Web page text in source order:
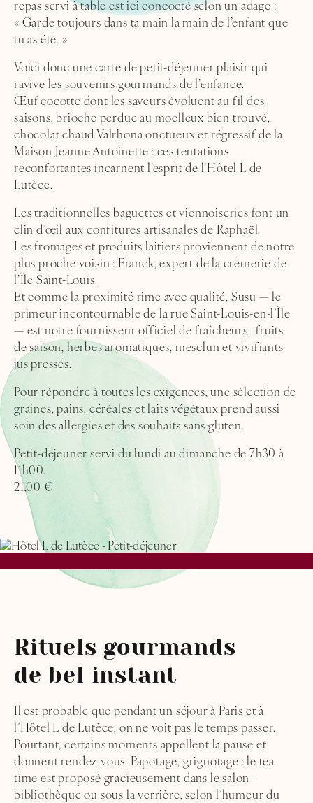
HOME
repas servi à table est ici concocté selon un adage :
« Garde toujours dans ta main la main de l’enfant que
tu as été. »
Voici donc une carte de petit-déjeuner plaisir qui
ravive les souvenirs gourmands de l’enfance.
Œuf cocotte dont les saveurs évoluent au fil des
saisons, brioche perdue au moelleux bien trouvé,
chocolat chaud Valrhona onctueux et régressif de la
Maison Jeanne Antoinette : ces tentations
réconfortantes incarnent l’esprit de l’Hôtel L de
Lutèce.
Les traditionnelles baguettes et viennoiseries font un
clin d’œil aux confitures artisanales de Raphaël.
Les fromages et produits laitiers proviennent de notre
plus proche voisin : Franck, expert de la crémerie de
l’Île Saint-Louis.
Et comme la proximité rime avec qualité, Susu — le
primeur incontournable de la rue Saint-Louis-en-l’Île
— est notre fournisseur officiel de fraîcheurs : fruits
de saison, herbes aromatiques, mesclun et vivifiants
jus pressés.
Pour répondre à toutes les exigences, une sélection de
graines, pains, céréales et laits végétaux prend aussi
soin des allergies et des souhaits sans gluten.
Petit-déjeuner servi du lundi au dimanche de 7h30 à
11h00.
21,00 €
Rituels gourmands
de bel instant
Il est probable que pendant un séjour à Paris et à
l’Hôtel L de Lutèce, on ne voit pas le temps passer.
Pourtant, certains moments appellent la pause et
donnent rendez-vous. Papotage, grignotage : le tea
time est proposé gracieusement dans le salon-
bibliothèque ou sous la verrière, selon l’humeur du